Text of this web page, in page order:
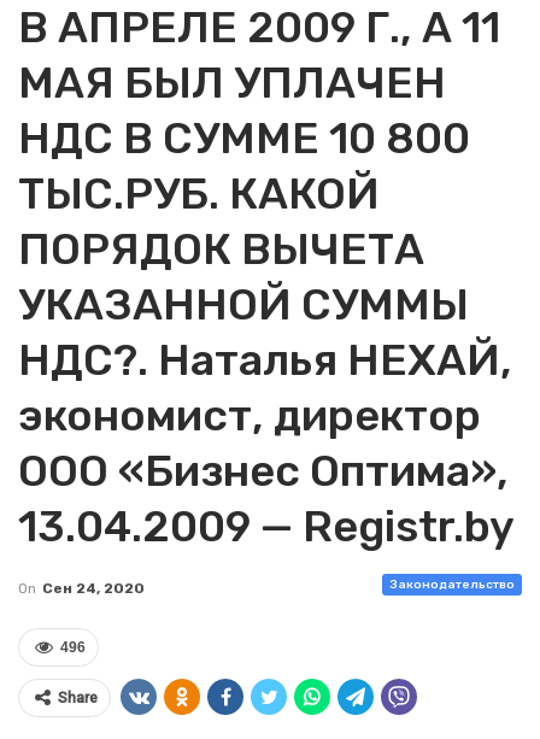
В АПРЕЛЕ 2009 Г., А 11
МАЯ БЫЛ УПЛАЧЕН
НДС В СУММЕ 10 800
ТЫС.РУБ. КАКОЙ
ПОРЯДОК ВЫЧЕТА
УКАЗАННОЙ СУММЫ
НДС?. Наталья НЕХАЙ,
экономист, директор
ООО «Бизнес Оптима»,
13.04.2009 — Registr.by
Законодательство
On Сен 24, 2020
496
Share